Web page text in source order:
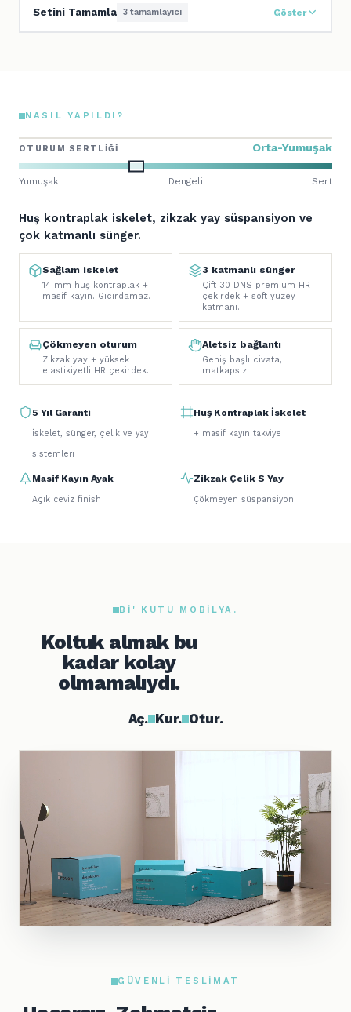
Setini Tamamla 3 tamamlayıcı Göster
NASIL YAPILDI?
Huş kontraplak iskelet, zikzak yay süspansiyon ve
çok katmanlı sünger.
Sağlam iskelet
14 mm huş kontraplak +
masif kayın. Gıcırdamaz.
3 katmanlı sünger
Çift 30 DNS premium HR
çekirdek + soft yüzey
katmanı.
Çökmeyen oturum
Zikzak yay + yüksek
elastikiyetli HR çekirdek.
Aletsiz bağlantı
Geniş başlı civata,
matkapsız.
5 Yıl Garanti
İskelet, sünger, çelik ve yay
sistemleri
Huş Kontraplak İskelet
+ masif kayın takviye
Masif Kayın Ayak
Açık ceviz finish
Zikzak Çelik S Yay
Çökmeyen süspansiyon
OTURUM SERTLIĞI Orta-Yumuşak
Yumuşak Dengeli Sert
BI' KUTU MOBILYA.
Koltuk almak bu
kadar kolay
olmamalıydı.
Aç. Kur. Otur.
GÜVENLI TESLIMAT